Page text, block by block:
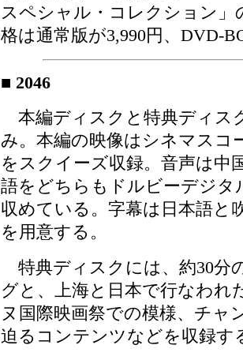
スペシャル・コレクション」
格は通常版が3,990円、DVD-
■ 2046
本編ディスクと特典ディス
み。本編の映像はシネマスコ
をスクイーズ収録。音声は中
語をどちらもドルビーデジタ
収めている。字幕は日本語と
を用意する。
特典ディスクには、約30分
グと、上海と日本で行なわれ
ヌ国際映画祭での模様、チャ
迫るコンテンツなどを収録す